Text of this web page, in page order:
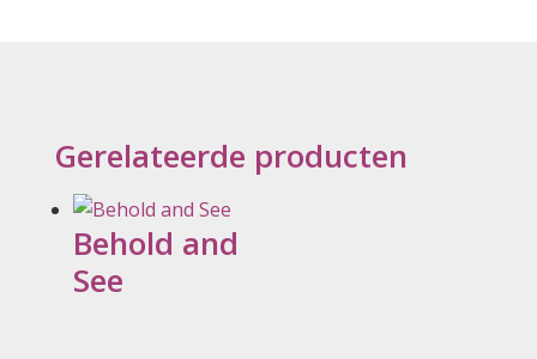
Gerelateerde producten
Behold and
See